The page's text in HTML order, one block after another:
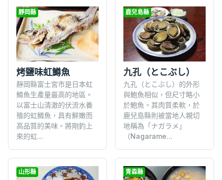
靜岡縣
烤鹽味虹鱒魚
靜岡縣富士宮市是日本虹
鱒魚生產量最高的地區。
以富士山清澈的伏流水養
殖的虹鱒魚，具有鮮嫩而
高品質的美味。將剛釣上
來的虹...
鹿兒島縣
九孔（とこぶし）
九孔（とこぶし）的外形
與鮑魚相似，但尺寸略小
於鮑魚。其肉質柔軟，於
鹿兒島縣則被當地人親切
地稱為「ナガラメ」
（Nagarame...
山形縣 青森縣